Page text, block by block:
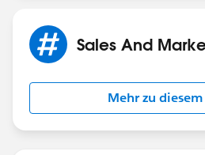
Sales And
Mehr zu